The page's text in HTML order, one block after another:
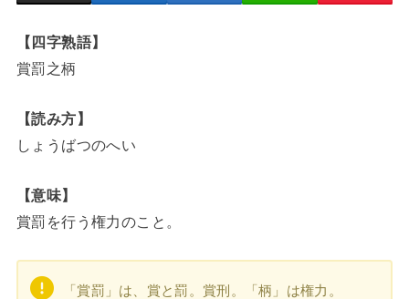
【四字熟語】
賞罰之柄
【読み方】
しょうばつのへい
【意味】
賞罰を行う権力のこと。
「賞罰」は、賞と罰。賞刑。「柄」は権力。